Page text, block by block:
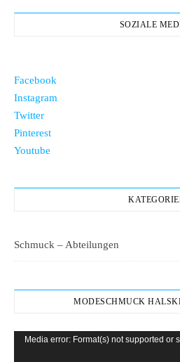
SOZIALE
Facebook
Instagram
Twitter
Pinterest
Youtube
Schmuck – Abteilungen
MODESCHMUCK
Video-
Media error: Format(s) not supported or